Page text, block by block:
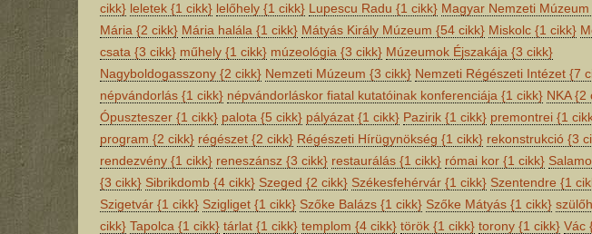
cikk} leletek {1 cikk} lelőhely {1 cikk} Lupescu Radu {1 cikk} Magyar Nemzeti Múzeum
Mária {2 cikk} Mária halála {1 cikk} Mátyás Király Múzeum {54 cikk} Miskolc {1 cikk}
csata {3 cikk} műhely {1 cikk} múzeológia {3 cikk} Múzeumok Éjszakája {3 cikk}
Nagyboldogasszony {2 cikk} Nemzeti Múzeum {3 cikk} Nemzeti Régészeti Intézet {7
népvándorlás {1 cikk} népvándorláskor fiatal kutatóinak konferenciája {1 cikk} NKA{2
Ópuszteszer {1 cikk} palota {5 cikk} pályázat {1 cikk} Pazirik {1 cikk} premontrei {1
program {2 cikk} régészet {2 cikk} Régészeti Hírügynökség {1 cikk} rekonstrukció {3
rendezvény {1 cikk} reneszánsz {3 cikk} restaurálás {1 cikk} római kor {1 cikk}
{3 cikk} Sibrikdomb {4 cikk} Szeged {2 cikk} Székesfehérvár {1 cikk} Szentendre {1
Szigetvár {1 cikk} Szigliget {1 cikk} Szőke Balázs {1 cikk} Szőke Mátyás {1 cikk}
cikk} Tapolca {1 cikk} tárlat {1 cikk} templom {4 cikk} török {1 cikk} torony {1 cikk} Vác